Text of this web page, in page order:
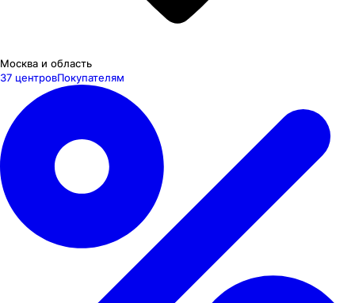
Москва и область
37 центровПокупателям